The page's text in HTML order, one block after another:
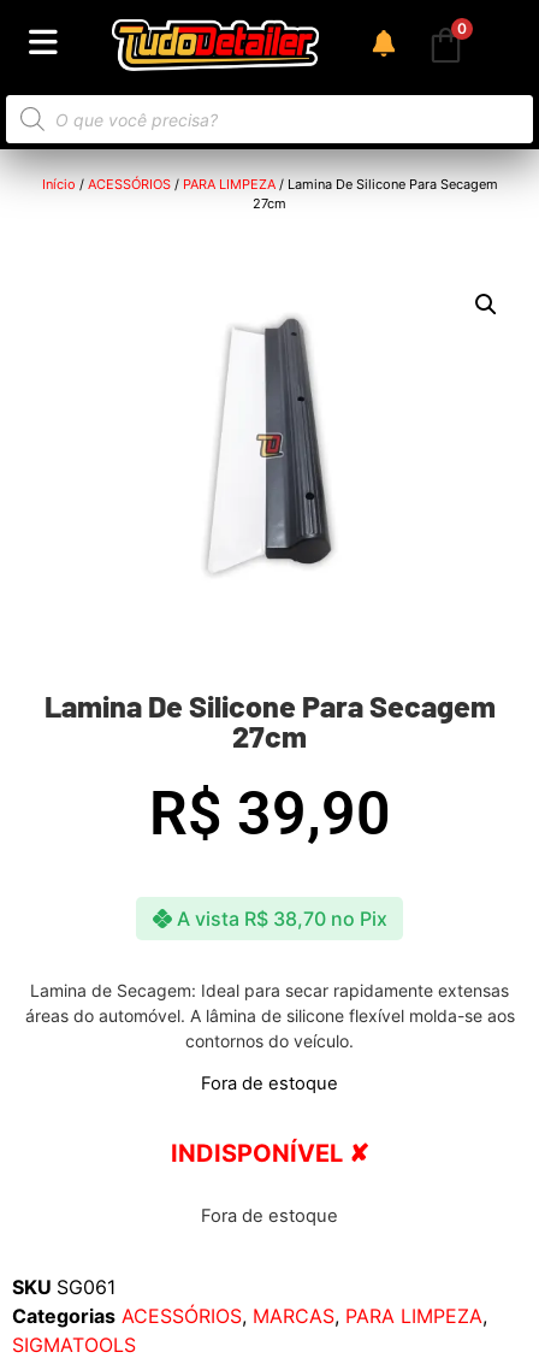
0
Início / ACESSÓRIOS/ PARA LIMPEZA/ Lamina De Silicone Para Secagem
27cm
Lamina De Silicone Para Secagem
27cm
R$ 39,90
A vista R$38,70 no Pix
Lamina de Secagem: Ideal para secar rapidamente extensas
áreas do automóvel. A lâmina de silicone flexível molda-se aos
contornos do veículo.
Fora de estoque
INDISPONÍVEL ✘
Fora de estoque
SKU SG061
Categorias ACESSÓRIOS, MARCAS, PARA LIMPEZA,
SIGMATOOLS